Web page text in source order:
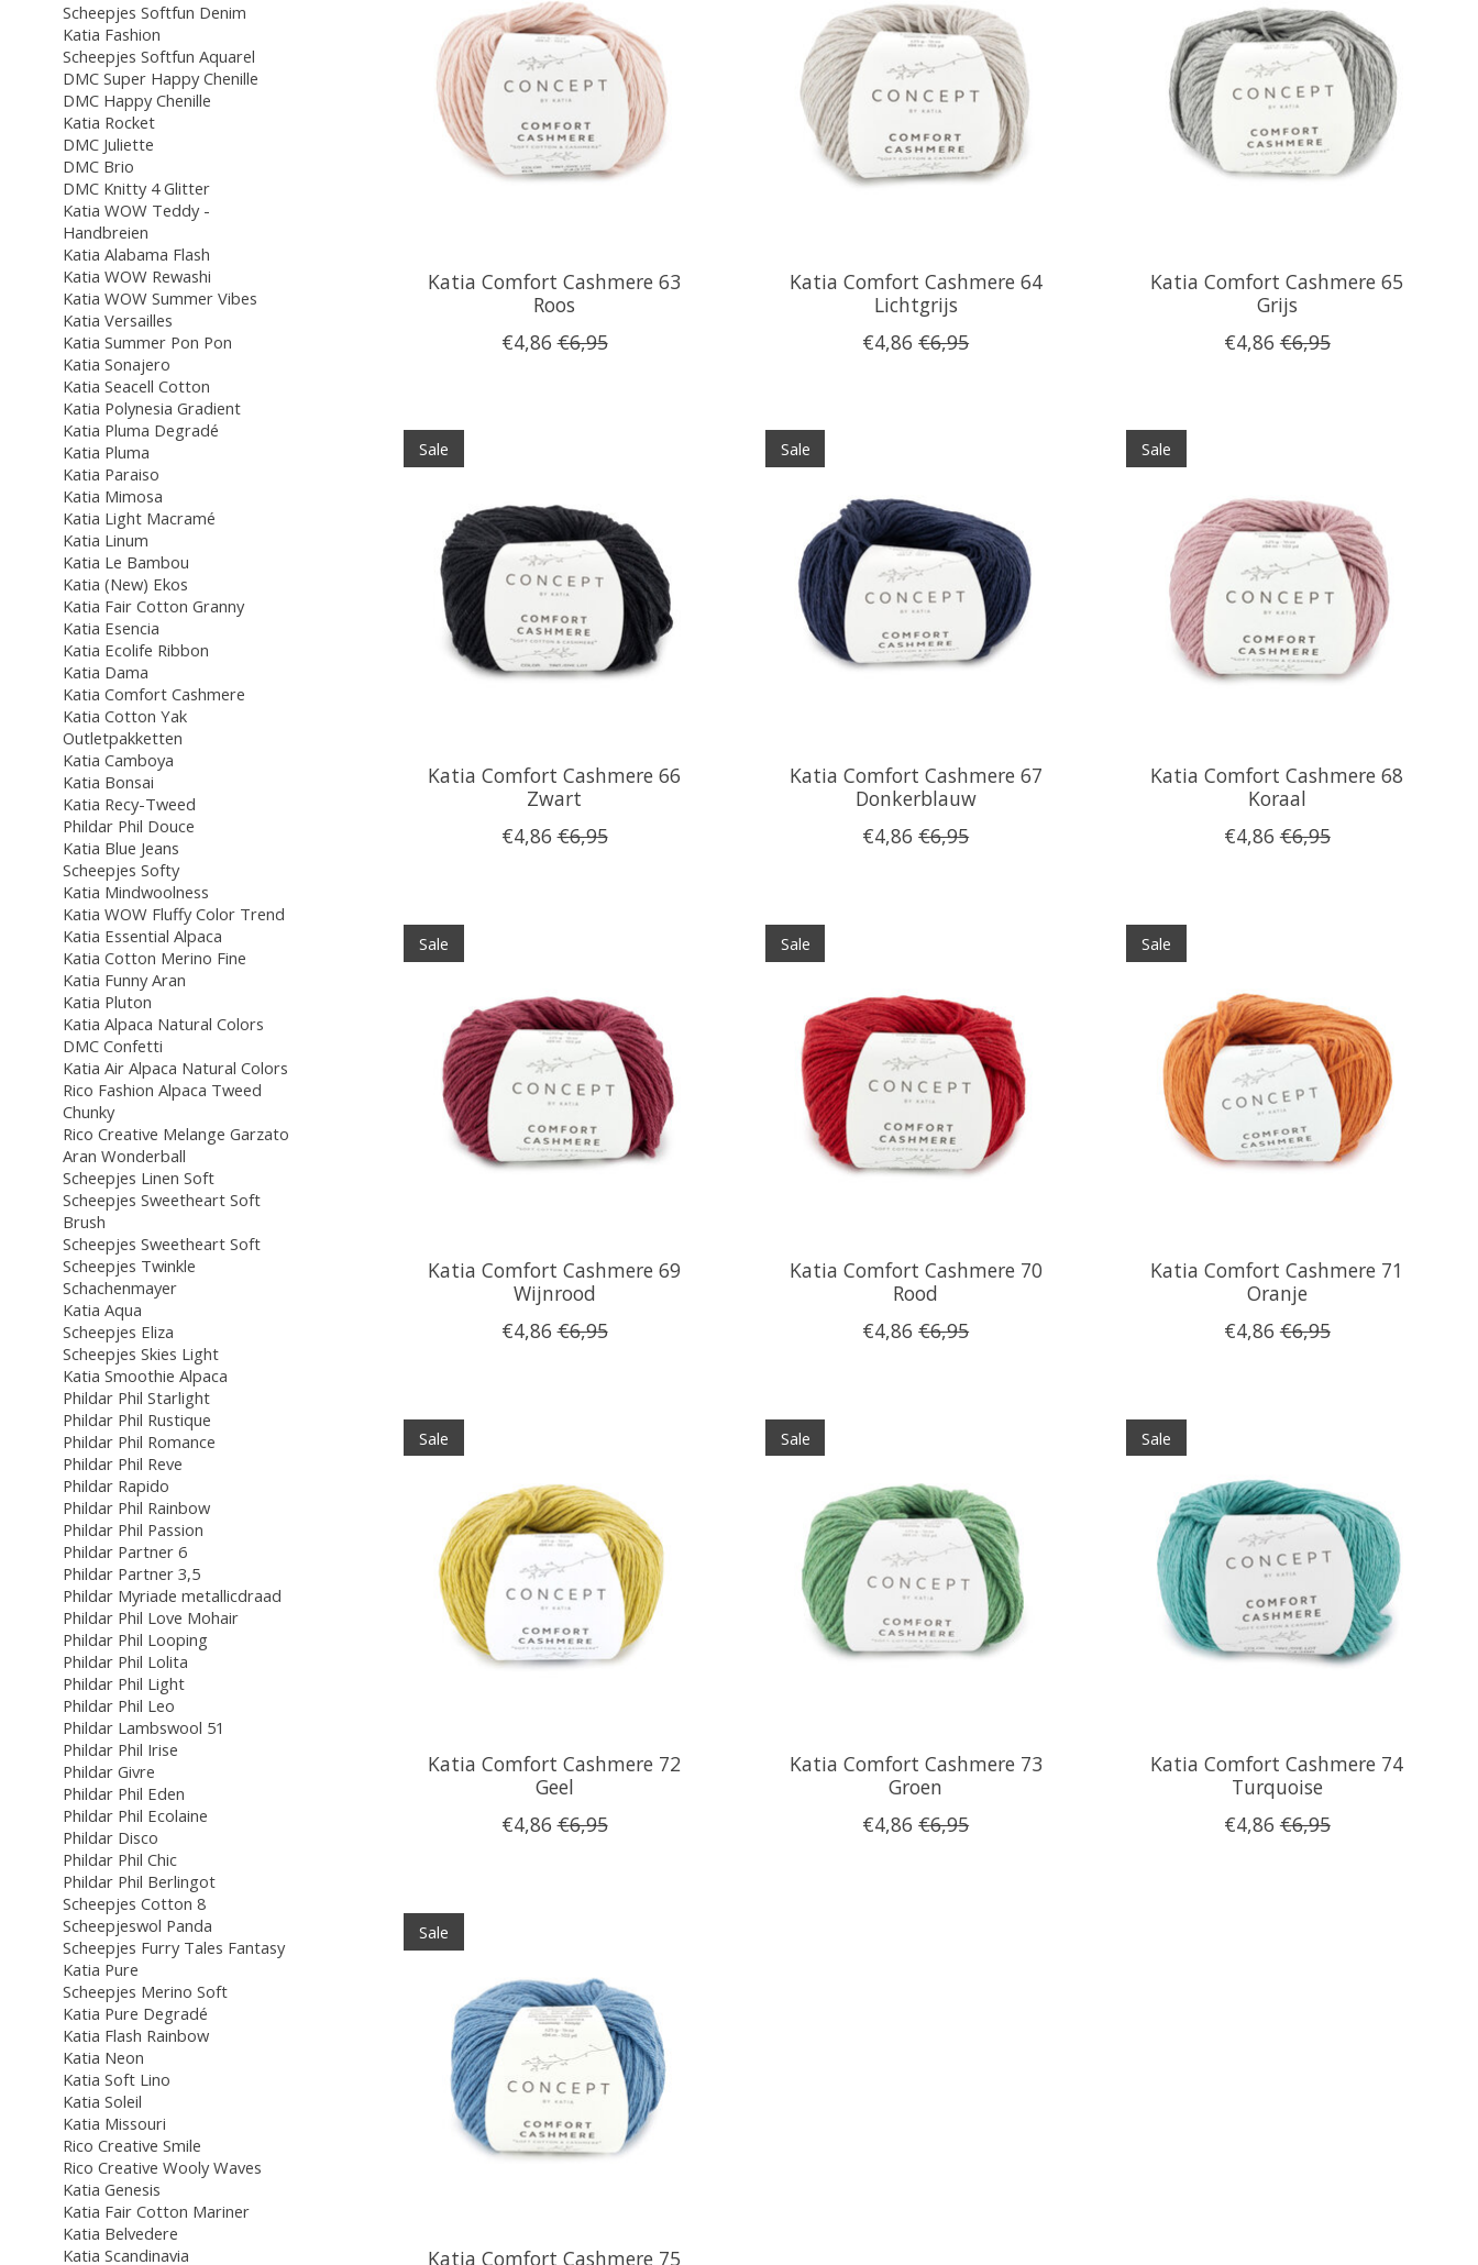
Scheepjes Softfun Denim
Katia Fashion
Scheepjes Softfun Aquarel
DMC Super Happy Chenille
DMC Happy Chenille
Katia Rocket
DMC Juliette
DMC Brio
DMC Knitty 4 Glitter
Katia WOW Teddy -
Handbreien
Katia Alabama Flash
Katia WOW Rewashi
Katia WOW Summer Vibes
Katia Versailles
Katia Summer Pon Pon
Katia Sonajero
Katia Seacell Cotton
Katia Polynesia Gradient
Katia Pluma Degradé
Katia Pluma
Katia Paraiso
Katia Mimosa
Katia Light Macramé
Katia Linum
Katia Le Bambou
Katia (New) Ekos
Katia Fair Cotton Granny
Katia Esencia
Katia Ecolife Ribbon
Katia Dama
Katia Comfort Cashmere
Katia Cotton Yak
Outletpakketten
Katia Camboya
Katia Bonsai
Katia Recy-Tweed
Phildar Phil Douce
Katia Blue Jeans
Scheepjes Softy
Katia Mindwoolness
Katia WOW Fluffy Color Trend
Katia Essential Alpaca
Katia Cotton Merino Fine
Katia Funny Aran
Katia Pluton
Katia Alpaca Natural Colors
DMC Confetti
Katia Air Alpaca Natural Colors
Rico Fashion Alpaca Tweed
Chunky
Rico Creative Melange Garzato
Aran Wonderball
Scheepjes Linen Soft
Scheepjes Sweetheart Soft
Brush
Scheepjes Sweetheart Soft
Scheepjes Twinkle
Schachenmayer
Katia Aqua
Scheepjes Eliza
Scheepjes Skies Light
Katia Smoothie Alpaca
Phildar Phil Starlight
Phildar Phil Rustique
Phildar Phil Romance
Phildar Phil Reve
Phildar Rapido
Phildar Phil Rainbow
Phildar Phil Passion
Phildar Partner 6
Phildar Partner 3,5
Phildar Myriade metallicdraad
Phildar Phil Love Mohair
Phildar Phil Looping
Phildar Phil Lolita
Phildar Phil Light
Phildar Phil Leo
Phildar Lambswool 51
Phildar Phil Irise
Phildar Givre
Phildar Phil Eden
Phildar Phil Ecolaine
Phildar Disco
Phildar Phil Chic
Phildar Phil Berlingot
Scheepjes Cotton 8
Scheepjeswol Panda
Scheepjes Furry Tales Fantasy
Katia Pure
Scheepjes Merino Soft
Katia Pure Degradé
Katia Flash Rainbow
Katia Neon
Katia Soft Lino
Katia Soleil
Katia Missouri
Rico Creative Smile
Rico Creative Wooly Waves
Katia Genesis
Katia Fair Cotton Mariner
Katia Belvedere
Katia Scandinavia
Katia Comfort Cashmere 63
Roos
€4,86 €6,95
Katia Comfort Cashmere 64
Lichtgrijs
€4,86 €6,95
Katia Comfort Cashmere 65
Grijs
€4,86 €6,95
Sale
Katia Comfort Cashmere 66
Zwart
€4,86 €6,95
Sale
Katia Comfort Cashmere 67
Donkerblauw
€4,86 €6,95
Sale
Katia Comfort Cashmere 68
Koraal
€4,86 €6,95
Sale
Katia Comfort Cashmere 69
Wijnrood
€4,86 €6,95
Sale
Katia Comfort Cashmere 70
Rood
€4,86 €6,95
Sale
Katia Comfort Cashmere 71
Oranje
€4,86 €6,95
Sale
Katia Comfort Cashmere 72
Geel
€4,86 €6,95
Sale
Katia Comfort Cashmere 73
Groen
€4,86 €6,95
Sale
Katia Comfort Cashmere 74
Turquoise
€4,86 €6,95
Sale
Katia Comfort Cashmere 75